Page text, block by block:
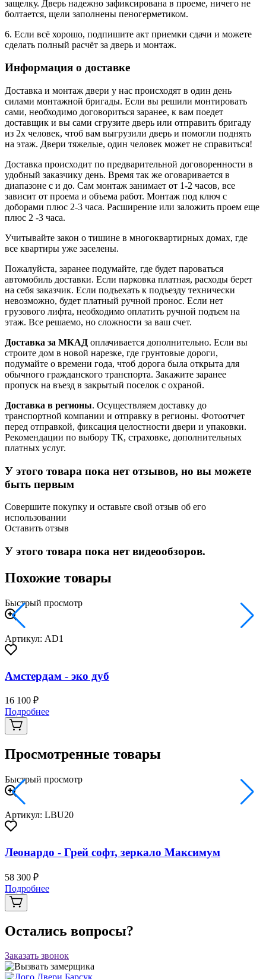
защелку. Дверь надежно зафиксирована в проеме, ничего не
болтается, щели заполнены пеногерметиком.
6. Если всё хорошо, подпишите акт приемки сдачи и можете
сделать полный расчёт за дверь и монтаж.
Информация о доставке
Доставка и монтаж двери у нас происходят в один день
силами монтажной бригады. Если вы решили монтировать
сами, необходимо договориться заранее, к вам поедет
доставщик и вы сами сгрузите дверь или отправить бригаду
из 2х человек, чтоб вам выгрузили дверь и помогли поднять
на этаж. Двери тяжелые, один человек может не справиться!
Доставка происходит по предварительной договоренности в
удобный заказчику день. Время так же оговаривается в
диапазоне с и до. Сам монтаж занимает от 1-2 часов, все
зависит от проема и объема работ. Монтаж под ключ с
доборами плюс 2-3 часа. Расширение или заложить проем еще
плюс 2 -3 часа.
Учитывайте закон о тишине в многоквартирных домах, где
все квартиры уже заселены.
Пожалуйста, заранее подумайте, где будет пароваться
автомобиль доставки. Если парковка платная, расходы берет
на себя заказчик. Если подъехать к подъезду технически
невозможно, будет платный ручной пронос. Если нет
грузового лифта, необходимо оплатить ручной подъем на
этаж. Все решаемо, но сложности за ваш счет.
Доставка за МКАД оплачивается дополнительно. Если вы
строите дом в новой нарезке, где грунтовые дороги,
подумайте о времени года, чтоб дорога была открыта для
обычного гражданского транспорта. Закажите заранее
пропуск на въезд в закрытый поселок с охраной.
Доставка в регионы. Осуществляем доставку до
транспортной компании и отправку в регионы. Фотоотчет
перед отправкой, фиксация целостности двери и упаковки.
Рекомендации по выбору ТК, страховке, дополнительных
платных услуг.
У этого товара пока нет отзывов, но вы можете
быть первым
Совершите покупку и оставьте свой отзыв об его
использовании
Оставить отзыв
У этого товара пока нет видеообзоров.
Похожие товары
Быстрый просмотр
Артикул: AD1
Амстердам - эко дуб
16 100 ₽
Подробнее
Просмотренные товары
Быстрый просмотр
Артикул: LBU20
Леонардо - Грей софт, зеркало Максимум
58 300 ₽
Подробнее
Остались вопросы?
Заказать звонок